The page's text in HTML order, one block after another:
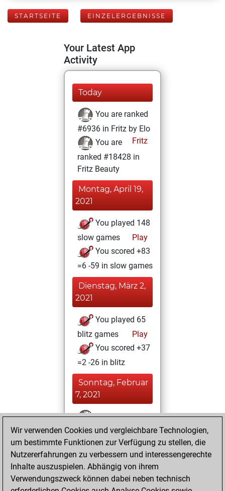
STARTSEITE EINZELERGEBNISSE
Your Latest App
Activity
Today
You are ranked
#6936 in Fritz by Elo
Fritz
You are
ranked #18428 in
Fritz Beauty
Montag, April 19,
2021
You played 148
slow games
Play
You scored +83
=6 -59 in slow games
Dienstag, März 2,
2021
You played 65
blitz games
Play
You scored +37
=2 -26 in blitz
Sonntag, Februar
7, 2021
You won
against Fritz
Fritz
You achieved a
BeautyScore of 4
You achieved a
new Elo of 1610
Wir verwenden Cookies und vergleichbare Technologien,
um bestimmte Funktionen zur Verfügung zu stellen, die
Nutzererfahrungen zu verbessern und interessengerechte
Inhalte auszuspielen. Abhängig von ihrem
Verwendungszweck können dabei neben technisch